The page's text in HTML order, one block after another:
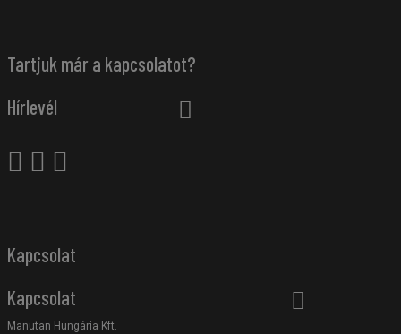
Tartjuk már a kapcsolatot?
Hírlevél
Kapcsolat
Kapcsolat
Manutan Hungária Kft.